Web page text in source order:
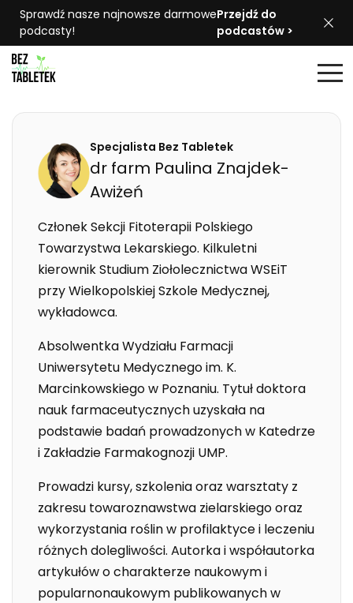
Sprawdź nasze najnowsze darmowe
podcasty!
Przejdź do
podcastów >
Specjalista Bez Tabletek
dr farm Paulina Znajdek-
Awiżeń
Członek Sekcji Fitoterapii Polskiego
Towarzystwa Lekarskiego. Kilkuletni
kierownik Studium Ziołolecznictwa WSEiT
przy Wielkopolskiej Szkole Medycznej,
wykładowca.
Absolwentka Wydziału Farmacji
Uniwersytetu Medycznego im. K.
Marcinkowskiego w Poznaniu. Tytuł doktora
nauk farmaceutycznych uzyskała na
podstawie badań prowadzonych w Katedrze
i Zakładzie Farmakognozji UMP.
Prowadzi kursy, szkolenia oraz warsztaty z
zakresu towaroznawstwa zielarskiego oraz
wykorzystania roślin w profilaktyce i leczeniu
różnych dolegliwości. Autorka i współautorka
artykułów o charakterze naukowym i
popularnonaukowym publikowanych w